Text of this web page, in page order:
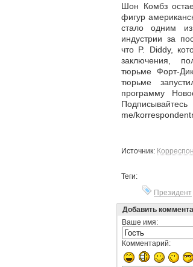
Шон Комбз
фигур
стало одним
индустрии за
что P. Diddy,
заключения,
тюрьме Форт-
тюрьме
программу
me/
Источник:
Теги:
Президент
Добавить
Ваше имя:
Комментарий: